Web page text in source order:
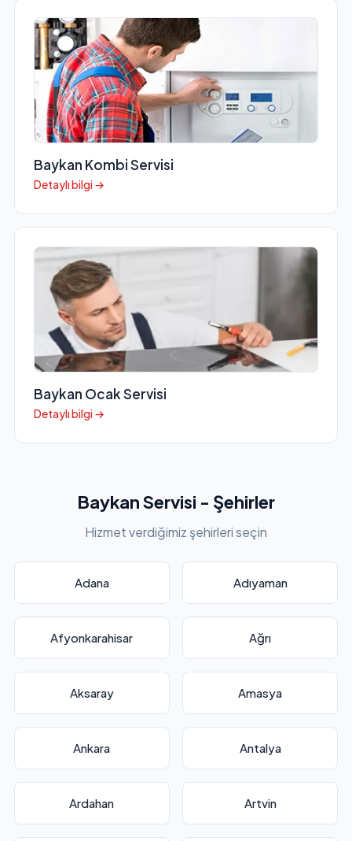
Baykan Kombi Servisi
Detaylı bilgi →
Baykan Ocak Servisi
Detaylı bilgi →
Baykan Servisi - Şehirler
Hizmet verdiğimiz şehirleri seçin
Adana Adıyaman
Afyonkarahisar Ağrı
Aksaray Amasya
Ankara Antalya
Ardahan Artvin